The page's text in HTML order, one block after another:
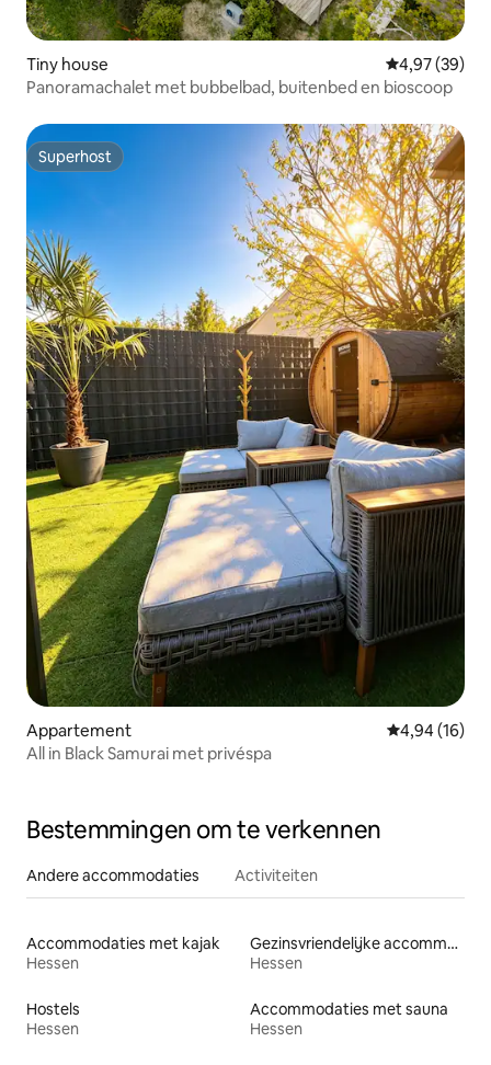
Tiny house Gemiddelde
4,97 (39)
Panoramachalet met bubbelbad, buitenbed en bioscoop
Superhost
Superhost
Appartement Gemiddelde
4,94 (16)
All in Black Samurai met privéspa
Bestemmingen om te verkennen
Andere accommodaties Activiteiten
Accommodaties met kajak
Hessen
Gezinsvriendelijke accommodaties
Hessen
Hostels
Hessen
Accommodaties met sauna
Hessen